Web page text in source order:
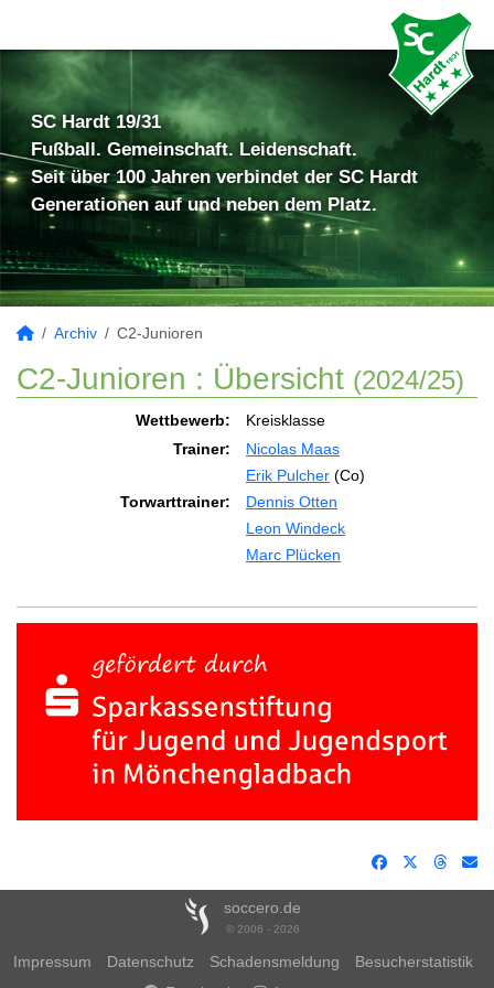
SC Hardt 19/31
Fußball. Gemeinschaft. Leidenschaft.
Seit über 100 Jahren verbindet der SC Hardt
Generationen auf und neben dem Platz.
Archiv C2-Junioren
C2-Junioren : Übersicht (2024/25)
Wettbewerb:
Kreisklasse
Trainer:
Nicolas Maas
Erik Pulcher (Co)
Torwarttrainer:
Dennis Otten
Leon Windeck
Marc Plücken
soccero.de
© 2006 - 2026
Impressum Datenschutz Schadensmeldung
Besucherstatistik